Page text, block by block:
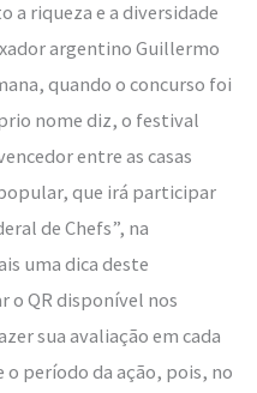
a riqueza e a diversidade
argentino Guillermo
quando o concurso foi
nome diz, o festival
entre as casas
que irá participar
de Chefs”, na
uma dica deste
o QR disponível nos
sua avaliação em cada
período da ação, pois, no